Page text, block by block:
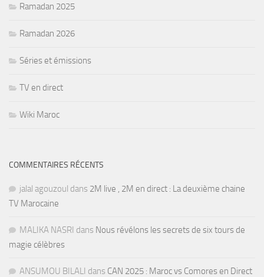
Ramadan 2025
Ramadan 2026
Séries et émissions
TV en direct
Wiki Maroc
COMMENTAIRES RÉCENTS
jalal agouzoul dans 2M live , 2M en direct : La deuxième chaine
TV Marocaine
MALIKA NASRI dans Nous révélons les secrets de six tours de
magie célèbres
ANSUMOU BILALI dans CAN 2025 : Maroc vs Comores en Direct